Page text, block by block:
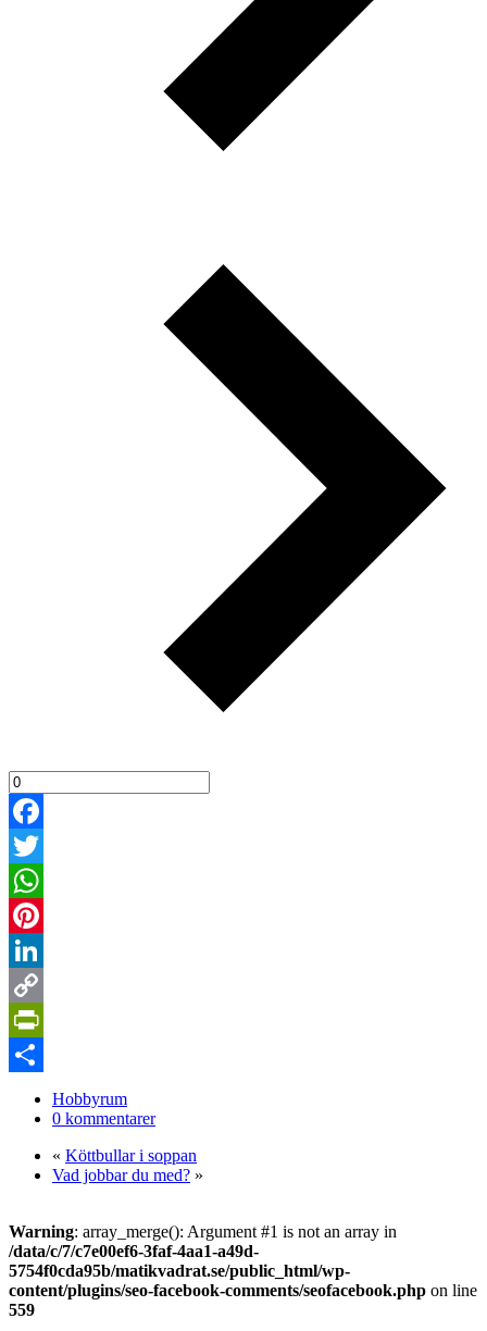
Facebook
Twitter
WhatsApp
Pinterest
LinkedIn
Copy
Link
PrintFriendly
Hobbyrum
0 kommentarer
« Köttbullar i soppan
Vad jobbar du med? »
Warning: array_merge(): Argument #1 is not an array in
/data/c/7/c7e00ef6-3faf-4aa1-a49d-
5754f0cda95b/matikvadrat.se/public_html/wp-
content/plugins/seo-facebook-comments/seofacebook.php on line
559